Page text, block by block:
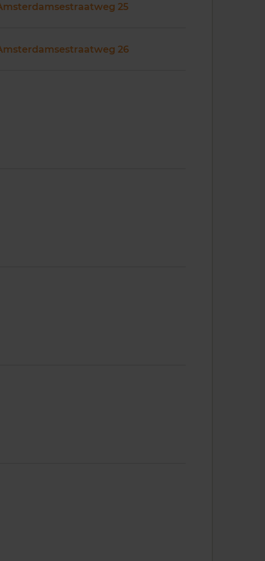
25
26